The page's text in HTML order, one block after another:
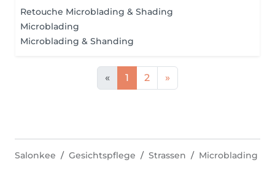
Retouche Microblading & Shading
Microblading
Microblading & Shanding
« 1 2 »
Salonkee Gesichtspflege Strassen Microblading